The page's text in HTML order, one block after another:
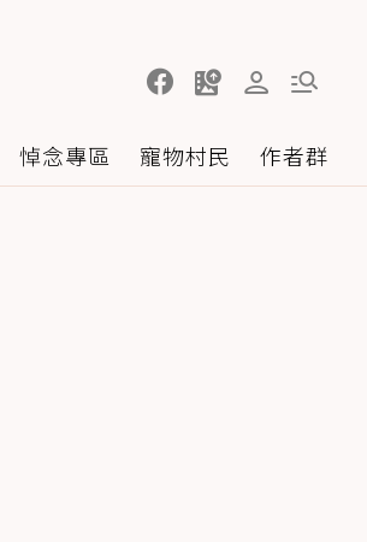
悼念專區 寵物村民 作者群